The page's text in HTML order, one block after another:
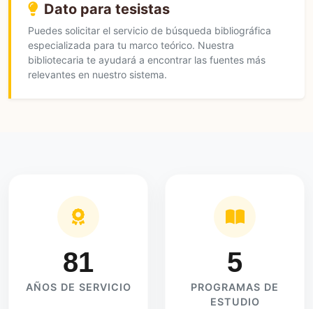
Dato para tesistas
Puedes solicitar el servicio de búsqueda bibliográfica
especializada para tu marco teórico. Nuestra
bibliotecaria te ayudará a encontrar las fuentes más
relevantes en nuestro sistema.
81
AÑOS DE SERVICIO
5
PROGRAMAS DE
ESTUDIO